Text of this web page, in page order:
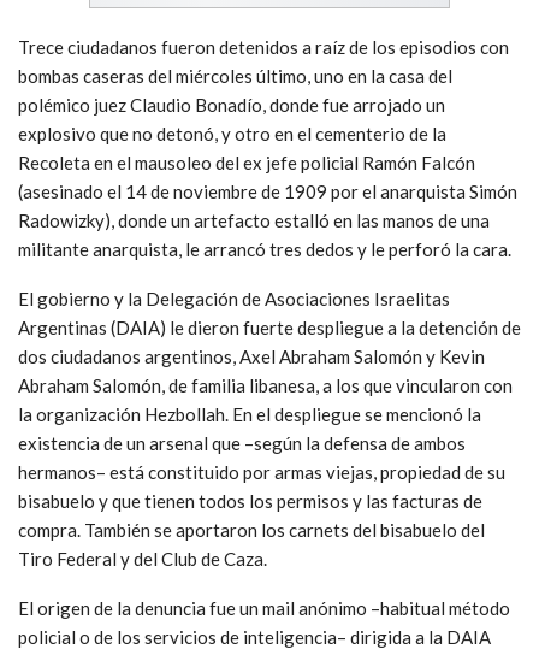
Trece ciudadanos fueron detenidos a raíz de los episodios con
bombas caseras del miércoles último, uno en la casa del
polémico juez Claudio Bonadío, donde fue arrojado un
explosivo que no detonó, y otro en el cementerio de la
Recoleta en el mausoleo del ex jefe policial Ramón Falcón
(asesinado el 14 de noviembre de 1909 por el anarquista Simón
Radowizky), donde un artefacto estalló en las manos de una
militante anarquista, le arrancó tres dedos y le perforó la cara.
El gobierno y la Delegación de Asociaciones Israelitas
Argentinas (DAIA) le dieron fuerte despliegue a la detención de
dos ciudadanos argentinos, Axel Abraham Salomón y Kevin
Abraham Salomón, de familia libanesa, a los que vincularon con
la organización Hezbollah. En el despliegue se mencionó la
existencia de un arsenal que –según la defensa de ambos
hermanos– está constituido por armas viejas, propiedad de su
bisabuelo y que tienen todos los permisos y las facturas de
compra. También se aportaron los carnets del bisabuelo del
Tiro Federal y del Club de Caza.
El origen de la denuncia fue un mail anónimo –habitual método
policial o de los servicios de inteligencia– dirigida a la DAIA